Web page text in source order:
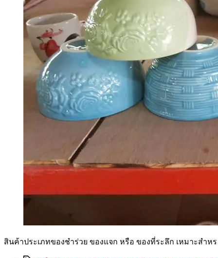
สินค้าประเภทของชำร่วย ของแจก หรือ ของที่ระลึก เหมาะสำห